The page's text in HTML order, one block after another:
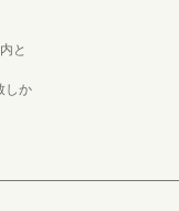
と
しか